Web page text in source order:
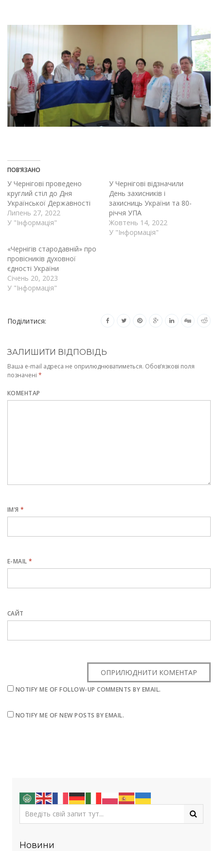
ПОВ’ЯЗАНО
У Чернігові проведено
круглий стіл до Дня
Української Державності
Липень 27, 2022
У "Інформація"
У Чернігові відзначили
День захисників і
захисниць України та 80-
річчя УПА
Жовтень 14, 2022
У "Інформація"
«Чернігів стародавній» про
провісників духовної
єдності України
Січень 20, 2023
У "Інформація"
Поділитися:
ЗАЛИШИТИ ВІДПОВІДЬ
Ваша e-mail адреса не оприлюднюватиметься. Обов’язкові поля
позначені *
КОМЕНТАР
ІМ’Я*
E-MAIL*
САЙТ
NOTIFY ME OF FOLLOW-UP COMMENTS BY EMAIL.
NOTIFY ME OF NEW POSTS BY EMAIL.
Новини